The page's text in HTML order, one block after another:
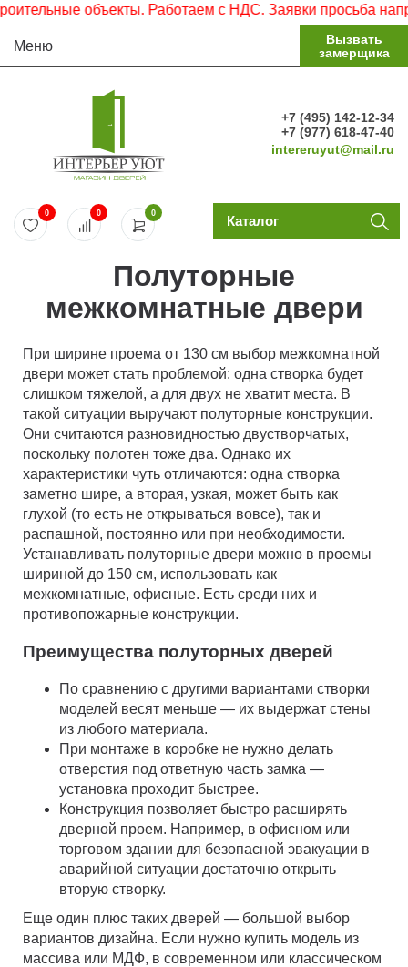
объекты. Работаем с НДС. Заявки просьба
Меню
Вызвать
замерщика
+7 (495) 142-12-34
+7 (977) 618-47-40
intereruyut@mail.ru
0
0 0 Каталог
Полуторные
межкомнатные двери
При ширине проема от 130 см выбор межкомнатной
двери может стать проблемой: одна створка будет
слишком тяжелой, а для двух не хватит места. В
такой ситуации выручают полуторные конструкции.
Они считаются разновидностью двустворчатых,
поскольку полотен тоже два. Однако их
характеристики чуть отличаются: одна створка
заметно шире, а вторая, узкая, может быть как
глухой (то есть не открываться вовсе), так и
распашной, постоянно или при необходимости.
Устанавливать полуторные двери можно в проемы
шириной до 150 см, использовать как
межкомнатные, офисные. Есть среди них и
противопожарные конструкции.
Преимущества полуторных дверей
По сравнению с другими вариантами створки
моделей весят меньше — их выдержат стены
из любого материала.
При монтаже в коробке не нужно делать
отверстия под ответную часть замка —
установка проходит быстрее.
Конструкция позволяет быстро расширять
дверной проем. Например, в офисном или
торговом здании для безопасной эвакуации в
аварийной ситуации достаточно открыть
вторую створку.
Еще один плюс таких дверей — большой выбор
вариантов дизайна. Если нужно купить модель из
массива или МДФ, в современном или классическом